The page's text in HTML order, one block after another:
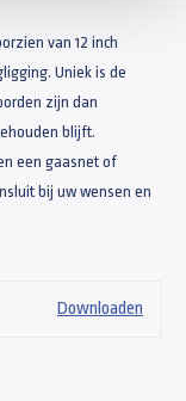
van 12 inch
Uniek is de
zijn dan
blijft.
een gaasnet of
bij uw wensen en
Downloaden